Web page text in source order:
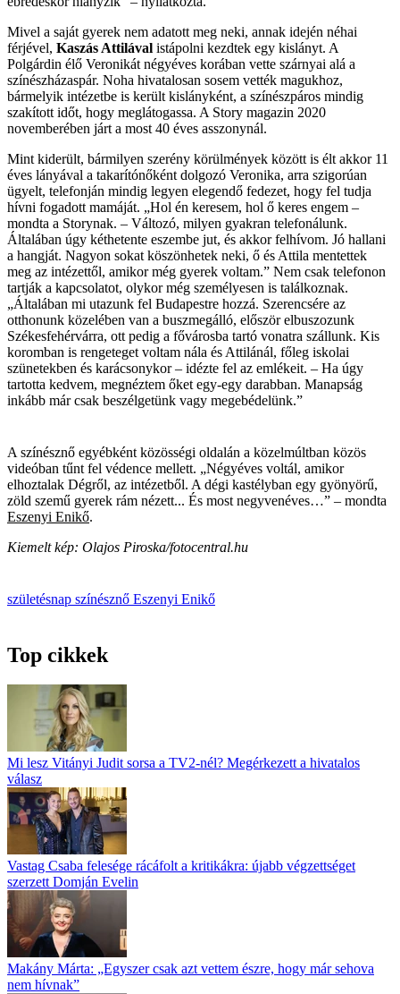
Mivel a saját gyerek nem adatott meg neki, annak idején néhai
férjével, Kaszás Attilával istápolni kezdtek egy kislányt. A
Polgárdin élő Veronikát négyéves korában vette szárnyai alá a
színészházaspár. Noha hivatalosan sosem vették magukhoz,
bármelyik intézetbe is került kislányként, a színészpáros mindig
szakított időt, hogy meglátogassa. A Story magazin 2020
novemberében járt a most 40 éves asszonynál.
Mint kiderült, bármilyen szerény körülmények között is élt akkor 11
éves lányával a takarítónőként dolgozó Veronika, arra szigorúan
ügyelt, telefonján mindig legyen elegendő fedezet, hogy fel tudja
hívni fogadott mamáját. „Hol én keresem, hol ő keres engem –
mondta a Storynak. – Változó, milyen gyakran telefonálunk.
Általában úgy kéthetente eszembe jut, és akkor felhívom. Jó hallani
a hangját. Nagyon sokat köszönhetek neki, ő és Attila mentettek
meg az intézettől, amikor még gyerek voltam.” Nem csak telefonon
tartják a kapcsolatot, olykor még személyesen is találkoznak.
„Általában mi utazunk fel Budapestre hozzá. Szerencsére az
otthonunk közelében van a buszmegálló, először elbuszozunk
Székesfehérvárra, ott pedig a fővárosba tartó vonatra szállunk. Kis
koromban is rengeteget voltam nála és Attilánál, főleg iskolai
szünetekben és karácsonykor – idézte fel az emlékeit. – Ha úgy
tartotta kedvem, megnéztem őket egy-egy darabban. Manapság
inkább már csak beszélgetünk vagy megebédelünk.”
A színésznő egyébként közösségi oldalán a közelmúltban közös
videóban tűnt fel védence mellett. „Négyéves voltál, amikor
elhoztalak Dégről, az intézetből. A dégi kastélyban egy gyönyörű,
zöld szemű gyerek rám nézett... És most negyvenéves…” – mondta
Eszenyi Enikő.
Kiemelt kép: Olajos Piroska/fotocentral.hu
születésnap színésznő Eszenyi Enikő
Top cikkek
Mi lesz Vitányi Judit sorsa a TV2-nél? Megérkezett a hivatalos
válasz
Vastag Csaba felesége rácáfolt a kritikákra: újabb végzettséget
szerzett Domján Evelin
Makány Márta: „Egyszer csak azt vettem észre, hogy már sehova
nem hívnak”